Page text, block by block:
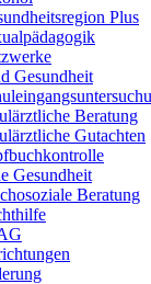
Plus
Gesundheit
Beratung
Gutachten
Gesundheit
Beratung